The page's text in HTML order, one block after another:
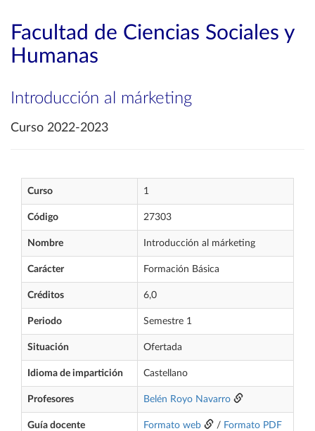
Facultad de Ciencias Sociales y
Humanas
Introducción al márketing
Curso 2022-2023
Curso 1
Código 27303
Nombre Introducción al márketing
Carácter Formación Básica
Créditos 6,0
Periodo Semestre 1
Situación Ofertada
Idioma de impartición Castellano
Profesores Belén Royo Navarro
Guía docente Formato web / Formato PDF